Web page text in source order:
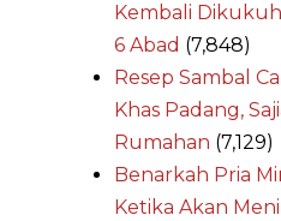
Kembali
6 Abad (7,848)
Resep Sambal
Khas Padang,
Rumahan (7,129)
Benarkah Pria
Ketika Akan